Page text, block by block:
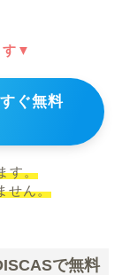
す▼
ぐ無料
す。
せん。
で無料